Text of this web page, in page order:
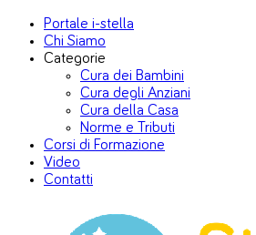
Portale i-stella
Chi Siamo
Categorie
Cura dei Bambini
Cura degli Anziani
Cura della Casa
Norme e Tributi
Corsi di Formazione
Video
Contatti